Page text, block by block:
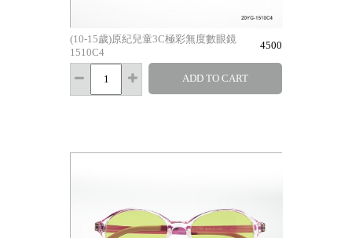
(10-15歲)原紀兒童3C極彩無度數眼鏡
1510C4
4500
ADD TO CART